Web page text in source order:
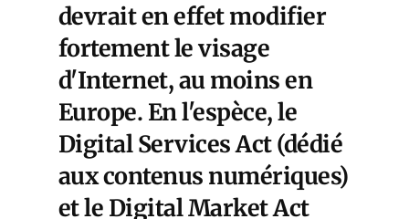
devrait en effet modifier
fortement le visage
d'Internet, au moins en
Europe. En l'espèce, le
Digital Services Act (dédié
aux contenus numériques)
et le Digital Market Act